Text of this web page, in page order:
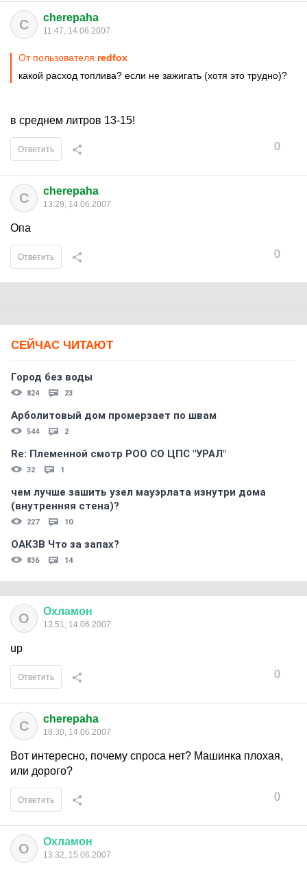
C cherepaha
11:47, 14.06.2007
От пользователя redfox
какой расход топлива? если не зажигать (хотя это трудно)?
в среднем литров 13-15!
0
Ответить
C cherepaha
13:29, 14.06.2007
Опа
0
Ответить
СЕЙЧАС ЧИТАЮТ
Город без воды
824 23
Арболитовый дом промерзает по швам
544 2
Re: Племеннoй смoтр РOO CO ЦПС "УРАЛ"
32 1
чем лучше зашить узел мауэрлата изнутри дома
(внутренняя стена)?
227 10
ОАКЗВ Что за запах?
836 14
О Охламон
13:51, 14.06.2007
up
0
Ответить
C cherepaha
18:30, 14.06.2007
Вот интересно, почему спроса нет? Машинка плохая,
или дорого?
0
Ответить
О Охламон
13:32, 15.06.2007